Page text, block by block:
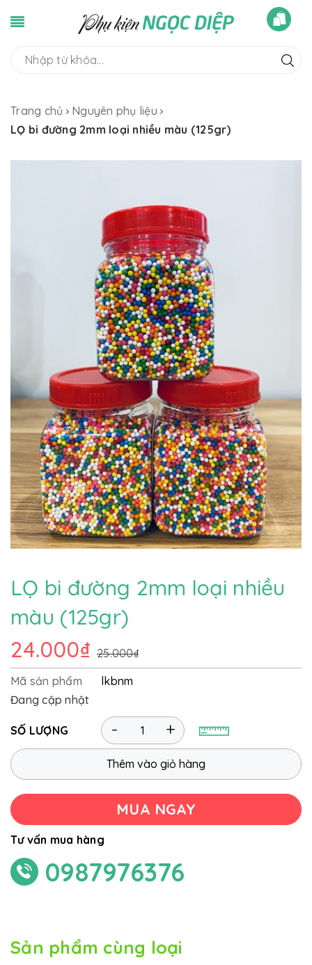
Trang chủ
Nguyên phụ liệu
LỌ bi đường 2mm loại nhiều màu (125gr)
LỌ bi đường 2mm loại nhiều
màu (125gr)
24.000₫ 25.000₫
Mã sản phẩm
lkbnm
Đang cập nhật
SỐ LƯỢNG +
-
Thêm vào giỏ hàng
MUA NGAY
Tư vấn mua hàng
0987976376
Sản phẩm cùng loại